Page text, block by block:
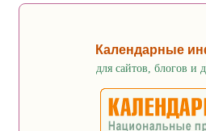
Календарные
для сайтов, блогов и